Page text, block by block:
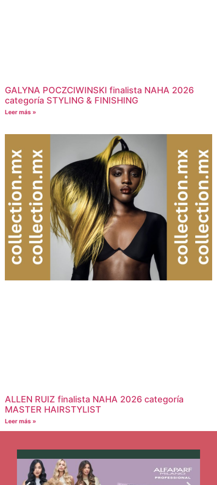
GALYNA POCZCIWINSKI finalista NAHA 2026
categoría STYLING & FINISHING
Leer más »
ALLEN RUIZ finalista NAHA 2026 categoría
MASTER HAIRSTYLIST
Leer más »